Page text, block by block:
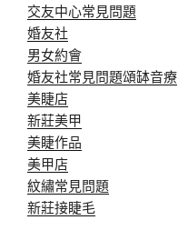
交友中心常見問題
婚友社
男女約會
婚友社常見問題頌缽音療
美睫店
新莊美甲
美睫作品
美甲店
紋繡常見問題
新莊接睫毛